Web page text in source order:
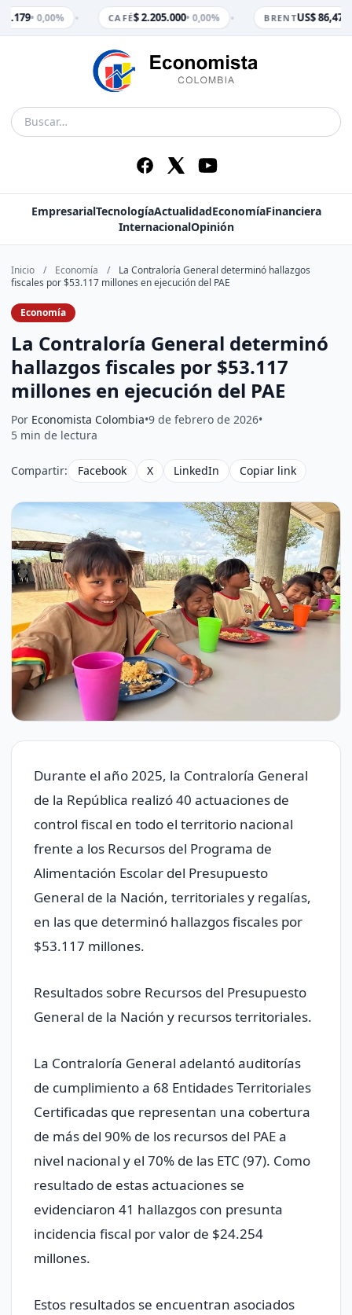
• 0,00% CAFÉ$ 2.205.000• 0,00% BRENTUS$ 86,47•
EmpresarialTecnologíaActualidadEconomíaFinanciera
InternacionalOpinión
Inicio / Economía /
La Contraloría General determinó hallazgos
fiscales por $53.117 millones en ejecución del PAE
Economía
La Contraloría General determinó
hallazgos fiscales por $53.117
millones en ejecución del PAE
Por Economista Colombia•9 de febrero de 2026•
5 min de lectura
Compartir: Facebook X LinkedIn Copiar link
Durante el año 2025, la Contraloría General
de la República realizó 40 actuaciones de
control fiscal en todo el territorio nacional
frente a los Recursos del Programa de
Alimentación Escolar del Presupuesto
General de la Nación, territoriales y regalías,
en las que determinó hallazgos fiscales por
$53.117 millones.
Resultados sobre Recursos del Presupuesto
General de la Nación y recursos territoriales.
La Contraloría General adelantó auditorías
de cumplimiento a 68 Entidades Territoriales
Certificadas que representan una cobertura
de más del 90% de los recursos del PAE a
nivel nacional y el 70% de las ETC (97). Como
resultado de estas actuaciones se
evidenciaron 41 hallazgos con presunta
incidencia fiscal por valor de $24.254
millones.
Estos resultados se encuentran asociados